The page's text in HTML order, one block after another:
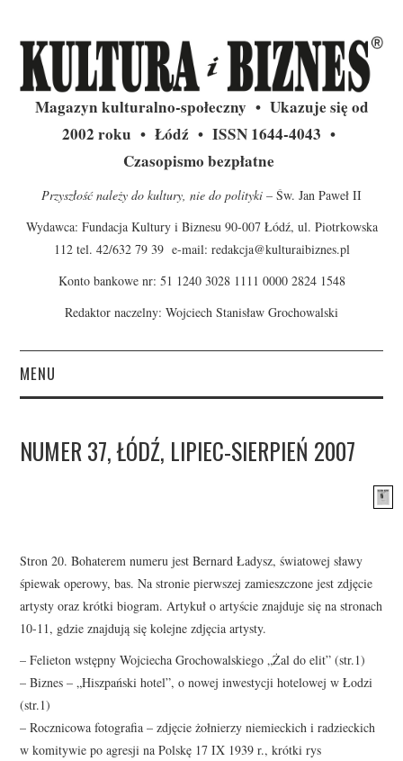
Magazyn kulturalno-społeczny • Ukazuje się od
2002 roku • Łódź • ISSN 1644-4043 •
Czasopismo bezpłatne
Przyszłość należy do kultury, nie do polityki – Św. Jan Paweł II
Wydawca: Fundacja Kultury i Biznesu 90-007 Łódź, ul. Piotrkowska
112 tel. 42/632 79 39 e-mail: redakcja@kulturaibiznes.pl
Konto bankowe nr: 51 1240 3028 1111 0000 2824 1548
Redaktor naczelny: Wojciech Stanisław Grochowalski
MENU
WYDAWNICTWO
RUBINSTEIN PIANO FESTIVAL
FOTO / YOUTUBE
NUMER 37, ŁÓDŹ, LIPIEC-SIERPIEŃ 2007
Stron 20. Bohaterem numeru jest Bernard Ładysz, światowej sławy
śpiewak operowy, bas. Na stronie pierwszej zamieszczone jest zdjęcie
artysty oraz krótki biogram. Artykuł o artyście znajduje się na stronach
10-11, gdzie znajdują się kolejne zdjęcia artysty.
– Felieton wstępny Wojciecha Grochowalskiego „Żal do elit” (str.1)
– Biznes – „Hiszpański hotel”, o nowej inwestycji hotelowej w Łodzi
(str.1)
– Rocznicowa fotografia – zdjęcie żołnierzy niemieckich i radzieckich
w komitywie po agresji na Polskę 17 IX 1939 r., krótki rys